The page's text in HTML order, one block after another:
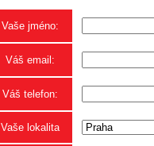
Vaše jméno:
Váš email:
Váš telefon:
Vaše lokalita